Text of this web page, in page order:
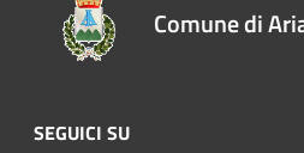
Comune di
SEGUICI SU